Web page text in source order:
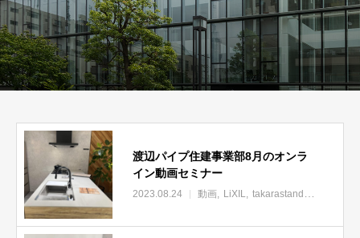
渡辺パイプ住建事業部8月のオンラ
イン動画セミナー
2023.08.24 動画 LiXIL takarastandard